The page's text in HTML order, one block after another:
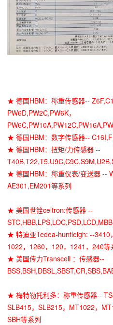
★ 德国HBM：称重传感器--
PW6D,PW2C,PW6K，
★ 德国HBM：数字传感器--
★ 德国HBM：扭矩/力传感器 --
★ 德国HBM：称重仪表/变送器 --
AE301,EM201等系列
★ 美国世铨celtron:传感器 --
★ 特迪亚Tedea-huntleigh: --3410
1022，1260，120，1241，240等
★ 美国传力Transcell ：传感器--
★ 梅特勒托利多：称重传感器--
SLB415，SLB215，MT1022，
SBH等系列